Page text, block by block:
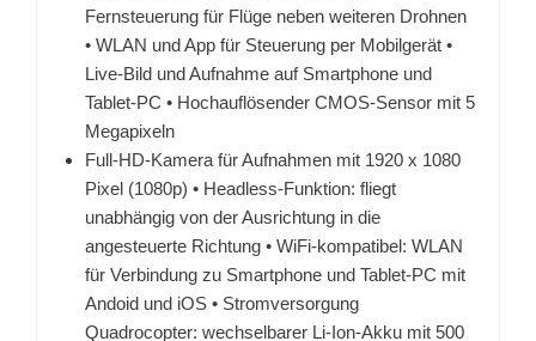
Fernsteuerung für Flüge neben weiteren Drohnen
• WLAN und App für Steuerung per Mobilgerät •
Live-Bild und Aufnahme auf Smartphone und
Tablet-PC • Hochauflösender CMOS-Sensor mit 5
Megapixeln
Full-HD-Kamera für Aufnahmen mit 1920 x 1080
Pixel (1080p) • Headless-Funktion: fliegt
unabhängig von der Ausrichtung in die
angesteuerte Richtung • WiFi-kompatibel: WLAN
für Verbindung zu Smartphone und Tablet-PC mit
Andoid und iOS • Stromversorgung
Quadrocopter: wechselbarer Li-Ion-Akku mit 500